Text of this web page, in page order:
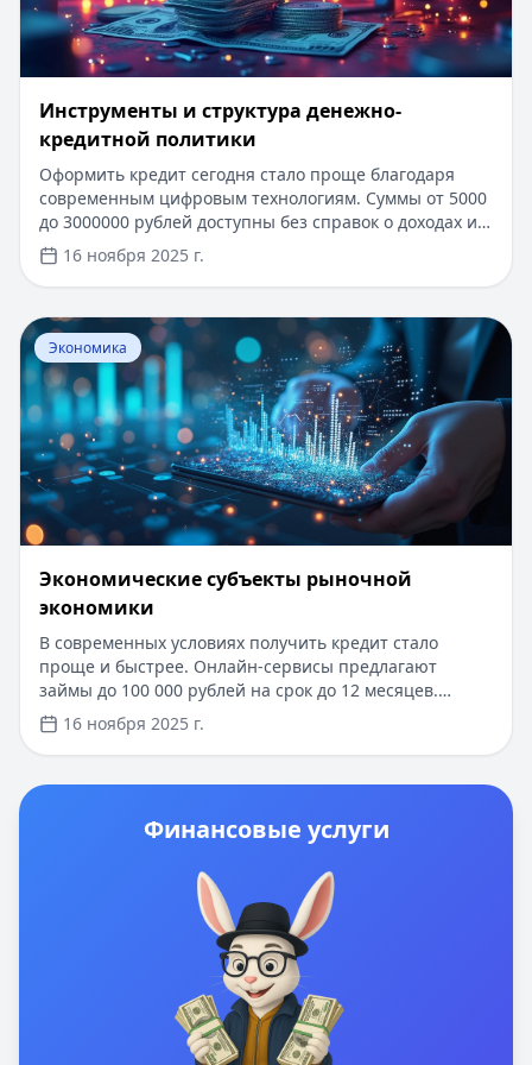
Инструменты и структура денежно-
кредитной политики
Оформить кредит сегодня стало проще благодаря
современным цифровым технологиям. Суммы от 5000
до 3000000 рублей доступны без справок о доходах и
лишних документов. Одобрение за 15 минут,
получение денег в день обращения. Первый заём под
0% для новых клиентов. Узнайте, как денежно-
кредитная политика влияет на условия кредитования
и выберите самое выгодное предложение.
16 ноября 2025 г.
Перейти к статье:Экономические субъекты
Экономика
Экономические субъекты рыночной
экономики
В современных условиях получить кредит стало
проще и быстрее. Онлайн-сервисы предлагают
займы до 100 000 рублей на срок до 12 месяцев.
Оформление занимает всего 15 минут, а деньги
поступают на карту сразу после одобрения. Новым
клиентам доступны специальные условия: сниженная
процентная ставка и увеличенный срок погашения.
16 ноября 2025 г.
Финансовые услуги